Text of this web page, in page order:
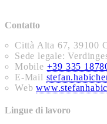
Contatto
Città Alta 67, 39100
Sede legale:
Mobile +39 335
E-Mail
Web
Lingue di lavoro